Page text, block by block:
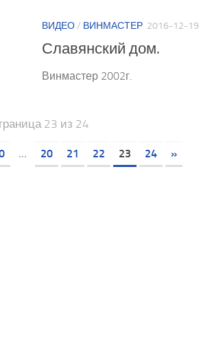
ВИДЕО/ ВИНМАСТЕР 2016-12-19
Славянский дом.
Винмастер 2002г.
23 из 24
... 20 21 22 23 24 »